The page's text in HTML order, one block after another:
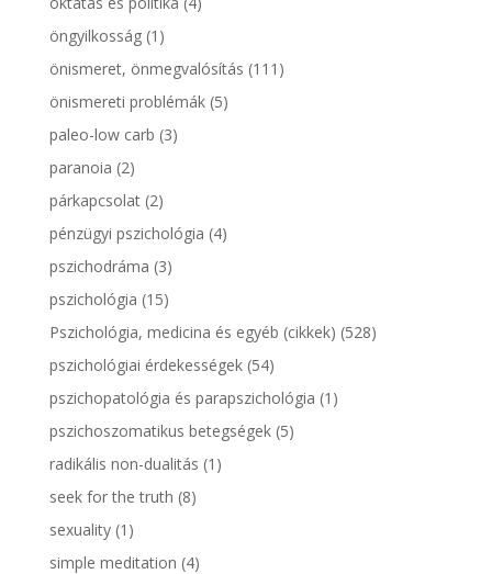
öngyilkosság(1)
önismeret, önmegvalósítás (111)
önismereti problémák(5)
paleo-low carb (3)
paranoia (2)
párkapcsolat(2)
pénzügyi pszichológia (4)
pszichodráma (3)
pszichológia (15)
Pszichológia, medicina és egyéb (cikkek) (528)
pszichológiai érdekességek(54)
pszichopatológia és parapszichológia (1)
pszichoszomatikus betegségek(5)
radikális non-dualitás (1)
seek for the truth (8)
sexuality(1)
simple meditation (4)